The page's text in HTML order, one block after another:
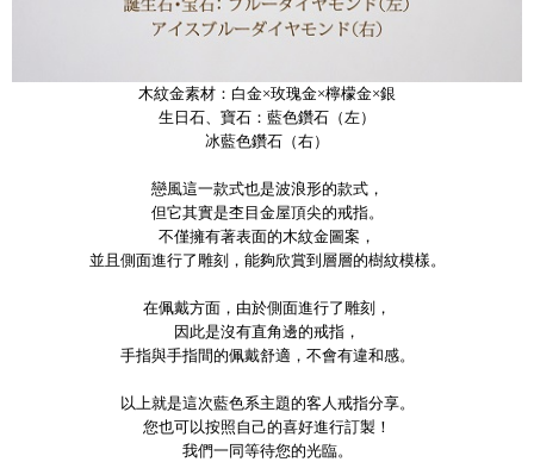
木紋金素材：白金×玫瑰金×檸檬金×銀
生日石、寶石：藍色鑽石（左）
冰藍色鑽石（右）
戀風這一款式也是波浪形的款式，
但它其實是杢目金屋頂尖的戒指。
不僅擁有著表面的木紋金圖案，
並且側面進行了雕刻，能夠欣賞到層層的樹紋模樣。
在佩戴方面，由於側面進行了雕刻，
因此是沒有直角邊的戒指，
手指與手指間的佩戴舒適，不會有違和感。
以上就是這次藍色系主題的客人戒指分享。
您也可以按照自己的喜好進行訂製！
我們一同等待您的光臨。